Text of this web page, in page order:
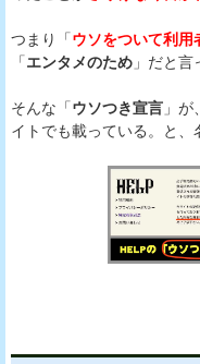
つまり「ウソをついて利用
「エンタメのため 」だと言
そんな「ウソつき宣言 」
イトでも載っている。と、